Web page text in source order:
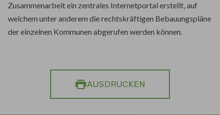
Zusammenarbeit ein zentrales Internetportal erstellt, auf
welchem unter anderem die rechtskräftigen Bebauungspläne
der einzelnen Kommunen abgerufen werden können.
AUSDRUCKEN